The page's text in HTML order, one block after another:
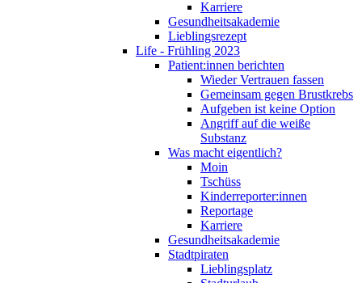
Karriere
Gesundheitsakademie
Lieblingsrezept
Life - Frühling 2023
Patient:innen berichten
Wieder Vertrauen fassen
Gemeinsam gegen Brustkrebs
Aufgeben ist keine Option
Angriff auf die weiße
Substanz
Was macht eigentlich?
Moin
Tschüss
Kinderreporter:innen
Reportage
Karriere
Gesundheitsakademie
Stadtpiraten
Lieblingsplatz